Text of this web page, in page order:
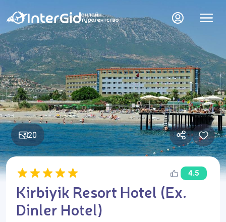
20
4.5
Kirbiyik Resort Hotel (Ex.
Dinler Hotel)